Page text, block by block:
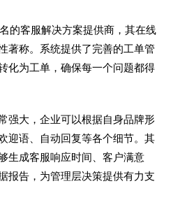
的客服解决方案提供商，其在线
著称。系统提供了完善的工单管
化为工单，确保每一个问题都得
强大，企业可以根据自身品牌形
迎语、自动回复等各个细节。其
生成客服响应时间、客户满意
报告，为管理层决策提供有力支